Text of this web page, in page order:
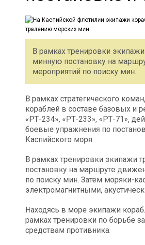
В рамках тренировки
минную постановку на
мероприятий по поиску мин.
В рамках стратегического
кораблей в составе базовых и
«РТ-234», «РТ-233», «РТ-71»,
боевые упражнения по
Каспийского моря.
В рамках тренировки экипажи
постановку на маршруте
по поиску мин. Затем моряки-
электромагнитными,
Находясь в море экипажи
рамках тренировки по борьбе
средствам противника.